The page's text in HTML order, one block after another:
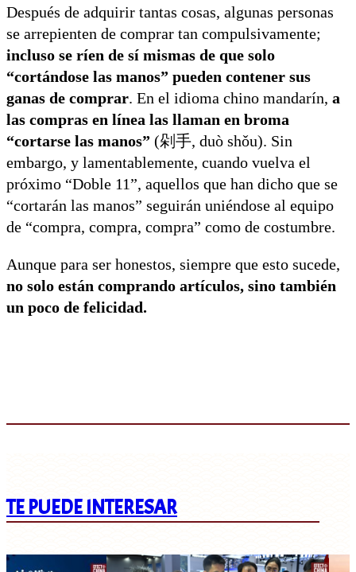
Después de adquirir tantas cosas, algunas personas
se arrepienten de comprar tan compulsivamente;
incluso se ríen de sí mismas de que solo
“cortándose las manos” pueden contener sus
ganas de comprar. En el idioma chino mandarín, a
las compras en línea las llaman en broma
“cortarse las manos” (剁手, duò shǒu). Sin
embargo, y lamentablemente, cuando vuelva el
próximo “Doble 11”, aquellos que han dicho que se
“cortarán las manos” seguirán uniéndose al equipo
de “compra, compra, compra” como de costumbre.
Aunque para ser honestos, siempre que esto sucede,
no solo están comprando artículos, sino también
un poco de felicidad.
TE PUEDE INTERESAR